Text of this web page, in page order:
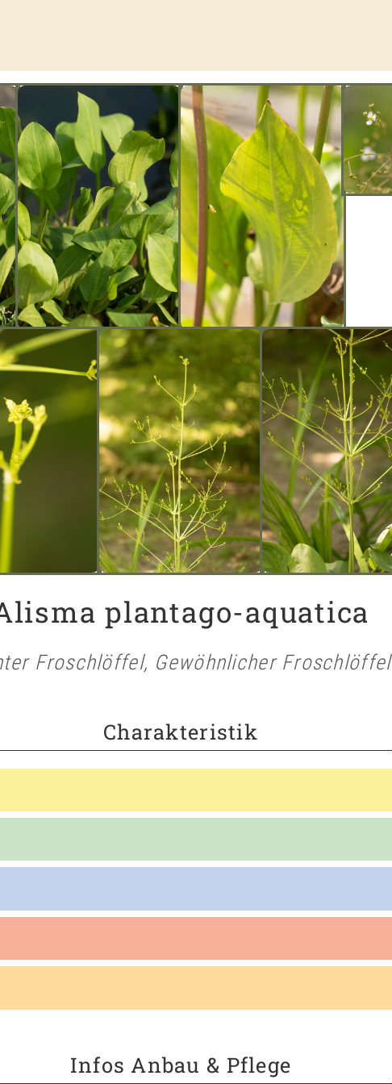
plantago-aquatica
Froschlöffel, Gewöhnlicher Froschlöffel
Charakteristik
Infos Anbau & Pflege